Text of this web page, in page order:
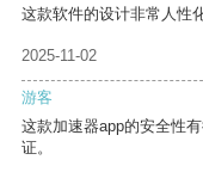
这款软件的设计非常人性
2025-11-02
游客
这款加速器app的安全性
证。